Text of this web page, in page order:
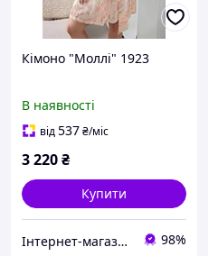
Кімоно "Моллі" 1923
В наявності
від537₴/міс
3 220₴
Купити
Інтернет-магазин "Carmen" 98%